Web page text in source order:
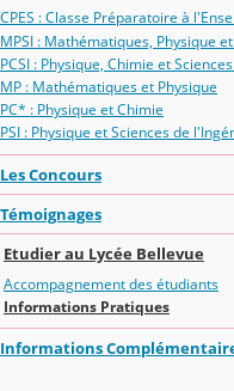
CPES : Classe Préparatoire à
MPSI : Mathématiques, Physique
PCSI : Physique, Chimie et
MP : Mathématiques et Physique
PC* : Physique et Chimie
PSI : Physique et Sciences de
Les Concours
Témoignages
Etudier au Lycée Bellevue
Accompagnement des étudiants
Informations Pratiques
Informations